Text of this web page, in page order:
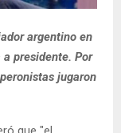
argentino en
presidente. Por
jugaron